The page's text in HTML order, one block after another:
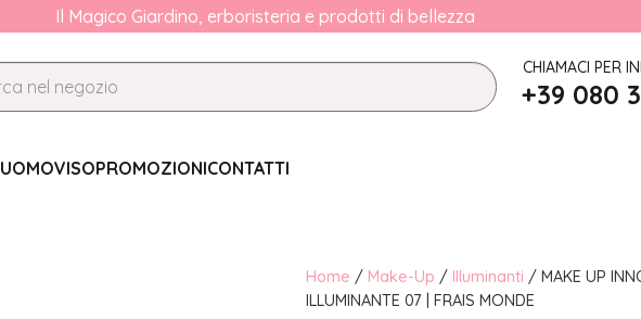
Il Magico Giardino, erboristeria e prodotti di bellezza
CHIAMACI PER
+39 080
UOMOVISOPROMOZIONICONTATTI
Home / Make-Up / Illuminanti / MAKE UP
ILLUMINANTE 07 | FRAIS MONDE